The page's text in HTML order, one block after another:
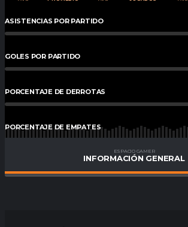
ASISTENCIAS POR PARTIDO
GOLES POR PARTIDO
PORCENTAJE DE DERROTAS
PORCENTAJE DE EMPATES
PORCENTAJE DE VICTORIAS
ESPACIO GAMER
INFORMACIÓN GENERAL